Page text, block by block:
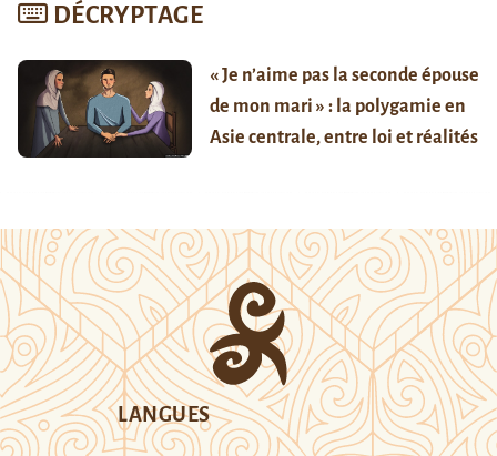
DÉCRYPTAGE
« Je n’aime pas la seconde épouse
de mon mari » : la polygamie en
Asie centrale, entre loi et réalités
LANGUES